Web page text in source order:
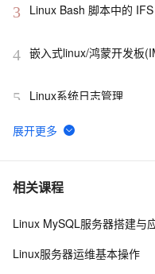
3 Linux Bash 脚本中的 IFS
4 嵌入式linux/鸿蒙开发板
5 Linux系统日志管理
6 VMware安装Linux第一天
7 linux DHCP
8 Linux系统命令归纳
相关课程
Linux MySQL服务器搭建与
Linux服务器运维基本操作